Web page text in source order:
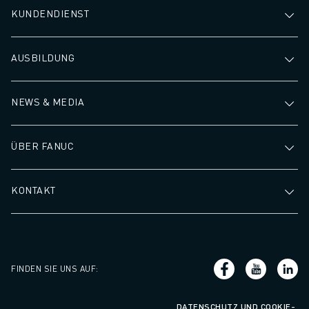
KUNDENDIENST
AUSBILDUNG
NEWS & MEDIA
ÜBER FANUC
KONTAKT
FINDEN SIE UNS AUF:
DATENSCHUTZ UND COOKIE-